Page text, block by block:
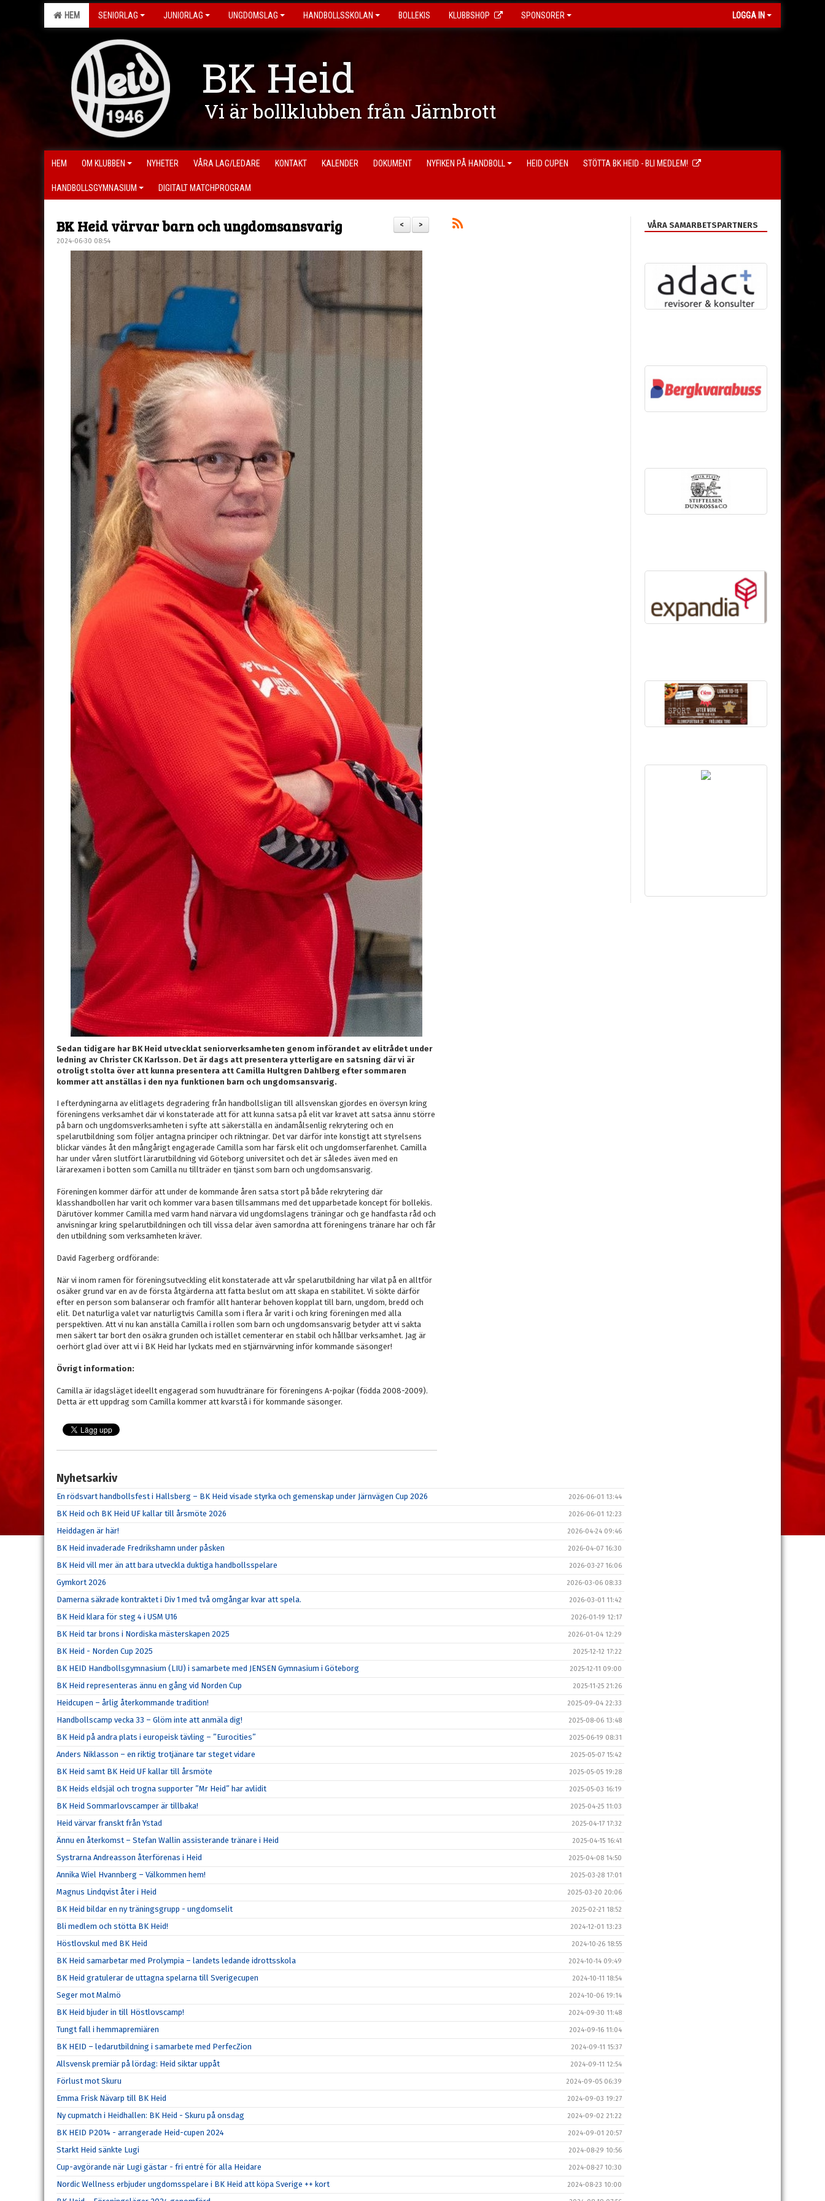
HEM SENIORLAG JUNIORLAG UNGDOMSLAG HANDBOLLSSKOLAN BOLLEKIS KLUBBSHOP SPONSORER LOGGA IN
BK Heid
Vi är bollklubben från Järnbrott
HEM OM KLUBBEN NYHETER VÅRA LAG/LEDARE KONTAKT KALENDER DOKUMENT NYFIKEN PÅ HANDBOLL HEID CUPEN STÖTTA BK HEID - BLI MEDLEM!
HANDBOLLSGYMNASIUM DIGITALT MATCHPROGRAM
>
<
BK Heid värvar barn och ungdomsansvarig
2024-06-30 08:54
Sedan tidigare har BK Heid utvecklat seniorverksamheten genom införandet av elitrådet under
ledning av Christer CK Karlsson. Det är dags att presentera ytterligare en satsning där vi är
otroligt stolta över att kunna presentera att Camilla Hultgren Dahlberg efter sommaren
kommer att anställas i den nya funktionen barn och ungdomsansvarig.
I efterdyningarna av elitlagets degradering från handbollsligan till allsvenskan gjordes en översyn kring
föreningens verksamhet där vi konstaterade att för att kunna satsa på elit var kravet att satsa ännu större
på barn och ungdomsverksamheten i syfte att säkerställa en ändamålsenlig rekrytering och en
spelarutbildning som följer antagna principer och riktningar. Det var därför inte konstigt att styrelsens
blickar vändes åt den mångårigt engagerade Camilla som har färsk elit och ungdomserfarenhet. Camilla
har under våren slutfört lärarutbildning vid Göteborg universitet och det är således även med en
lärarexamen i botten som Camilla nu tillträder en tjänst som barn och ungdomsansvarig.
Föreningen kommer därför att under de kommande åren satsa stort på både rekrytering där
klasshandbollen har varit och kommer vara basen tillsammans med det upparbetade koncept för bollekis.
Därutöver kommer Camilla med varm hand närvara vid ungdomslagens träningar och ge handfasta råd och
anvisningar kring spelarutbildningen och till vissa delar även samordna att föreningens tränare har och får
den utbildning som verksamheten kräver.
David Fagerberg ordförande:
När vi inom ramen för föreningsutveckling elit konstaterade att vår spelarutbildning har vilat på en alltför
osäker grund var en av de första åtgärderna att fatta beslut om att skapa en stabilitet. Vi sökte därför
efter en person som balanserar och framför allt hanterar behoven kopplat till barn, ungdom, bredd och
elit. Det naturliga valet var naturligtvis Camilla som i flera år varit i och kring föreningen med alla
perspektiven. Att vi nu kan anställa Camilla i rollen som barn och ungdomsansvarig betyder att vi sakta
men säkert tar bort den osäkra grunden och istället cementerar en stabil och hållbar verksamhet. Jag är
oerhört glad över att vi i BK Heid har lyckats med en stjärnvärvning inför kommande säsonger!
Övrigt information:
Camilla är idagsläget ideellt engagerad som huvudtränare för föreningens A-pojkar (födda 2008-2009).
Detta är ett uppdrag som Camilla kommer att kvarstå i för kommande säsonger.
Nyhetsarkiv
En rödsvart handbollsfest i Hallsberg – BK Heid visade styrka och gemenskap under Järnvägen Cup 2026 2026-06-01 13:44
BK Heid och BK Heid UF kallar till årsmöte 2026 2026-06-01 12:23
Heiddagen är här! 2026-04-24 09:46
BK Heid invaderade Fredrikshamn under påsken 2026-04-07 16:30
BK Heid vill mer än att bara utveckla duktiga handbollsspelare 2026-03-27 16:06
Gymkort 2026 2026-03-06 08:33
Damerna säkrade kontraktet i Div 1 med två omgångar kvar att spela. 2026-03-01 11:42
BK Heid klara för steg 4 i USM U16 2026-01-19 12:17
BK Heid tar brons i Nordiska mästerskapen 2025 2026-01-04 12:29
BK Heid - Norden Cup 2025 2025-12-12 17:22
BK HEID Handbollsgymnasium (LIU) i samarbete med JENSEN Gymnasium i Göteborg 2025-12-11 09:00
BK Heid representeras ännu en gång vid Norden Cup 2025-11-25 21:26
Heidcupen – årlig återkommande tradition! 2025-09-04 22:33
Handbollscamp vecka 33 – Glöm inte att anmäla dig! 2025-08-06 13:48
BK Heid på andra plats i europeisk tävling – ”Eurocities” 2025-06-19 08:31
Anders Niklasson – en riktig trotjänare tar steget vidare 2025-05-07 15:42
BK Heid samt BK Heid UF kallar till årsmöte 2025-05-05 19:28
BK Heids eldsjäl och trogna supporter ”Mr Heid” har avlidit 2025-05-03 16:19
BK Heid Sommarlovscamper är tillbaka! 2025-04-25 11:03
Heid värvar franskt från Ystad 2025-04-17 17:32
Ännu en återkomst – Stefan Wallin assisterande tränare i Heid 2025-04-15 16:41
Systrarna Andreasson återförenas i Heid 2025-04-08 14:50
Annika Wiel Hvannberg – Välkommen hem! 2025-03-28 17:01
Magnus Lindqvist åter i Heid 2025-03-20 20:06
BK Heid bildar en ny träningsgrupp - ungdomselit 2025-02-21 18:52
Bli medlem och stötta BK Heid! 2024-12-01 13:23
Höstlovskul med BK Heid 2024-10-26 18:55
BK Heid samarbetar med Prolympia – landets ledande idrottsskola 2024-10-14 09:49
BK Heid gratulerar de uttagna spelarna till Sverigecupen 2024-10-11 18:54
Seger mot Malmö 2024-10-06 19:14
BK Heid bjuder in till Höstlovscamp! 2024-09-30 11:48
Tungt fall i hemmapremiären 2024-09-16 11:04
BK HEID – ledarutbildning i samarbete med PerfecZion 2024-09-11 15:37
Allsvensk premiär på lördag: Heid siktar uppåt 2024-09-11 12:54
Förlust mot Skuru 2024-09-05 06:39
Emma Frisk Nävarp till BK Heid 2024-09-03 19:27
Ny cupmatch i Heidhallen: BK Heid - Skuru på onsdag 2024-09-02 21:22
BK HEID P2014 - arrangerade Heid-cupen 2024 2024-09-01 20:57
Starkt Heid sänkte Lugi 2024-08-29 10:56
Cup-avgörande när Lugi gästar - fri entré för alla Heidare 2024-08-27 10:30
Nordic Wellness erbjuder ungdomsspelare i BK Heid att köpa Sverige ++ kort 2024-08-23 10:00
VÅRA SAMARBETSPARTNERS